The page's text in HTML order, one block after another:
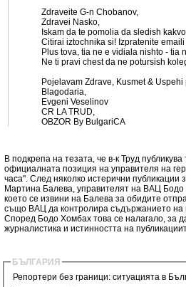
Zdraveite G-n Chobanov,
Zdravei Nasko,
Iskam da te pomolia da sledish
Citirai iztochnika si! Izpratenite
Plus tova, tia ne e vidiala nishto - tia
Ne ti pravi chest da ne potursish
Pojelavam Zdrave, Kusmet &
Blagodaria,
Evgeni Veselinov
CR LA TRUD,
OBZOR By BulgariCA
В подкрепа на тезата, че в-к Труд
официалната позиция на управителя на
часа". След няколко истерични
Мартина Балева, управителят на ВАЦ
което се извини на Балева за обидите
също ВАЦ да контролира съдържанието на
Според Бодо Хомбах това се налагало, за
журналистика и истинността на
БЪЛГАРИЯ
Репортери без граници: ситуацията в